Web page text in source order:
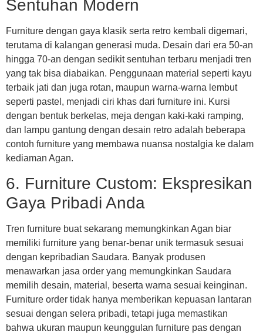
Sentuhan Modern
Furniture dengan gaya klasik serta retro kembali digemari,
terutama di kalangan generasi muda. Desain dari era 50-an
hingga 70-an dengan sedikit sentuhan terbaru menjadi tren
yang tak bisa diabaikan. Penggunaan material seperti kayu
terbaik jati dan juga rotan, maupun warna-warna lembut
seperti pastel, menjadi ciri khas dari furniture ini. Kursi
dengan bentuk berkelas, meja dengan kaki-kaki ramping,
dan lampu gantung dengan desain retro adalah beberapa
contoh furniture yang membawa nuansa nostalgia ke dalam
kediaman Agan.
6. Furniture Custom: Ekspresikan
Gaya Pribadi Anda
Tren furniture buat sekarang memungkinkan Agan biar
memiliki furniture yang benar-benar unik termasuk sesuai
dengan kepribadian Saudara. Banyak produsen
menawarkan jasa order yang memungkinkan Saudara
memilih desain, material, beserta warna sesuai keinginan.
Furniture order tidak hanya memberikan kepuasan lantaran
sesuai dengan selera pribadi, tetapi juga memastikan
bahwa ukuran maupun keunggulan furniture pas dengan